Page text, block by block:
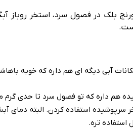
بلک در فصول سرد، استخر روباز
آبی دیگه ای هم داره که خوبه
هم داره که تو فصول سرد تا حدی گرم
سرپوشیده استفاده کردن. البته دمای
استفاده تره.